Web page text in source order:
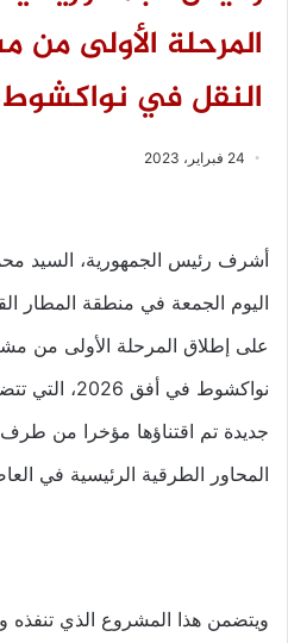
المرحلة الأولى من
النقل في نواكشوط
24 فبراير، 2023
أشرف رئيس الجمهورية، السيد
اليوم الجمعة في منطقة المطار
على إطلاق المرحلة الأولى من
جديدة تم اقتناؤها مؤخرا من
المحاور الطرقية الرئيسية في
ويتضمن هذا المشروع الذي تنفذه